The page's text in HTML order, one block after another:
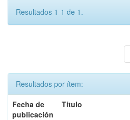
Resultados 1-1 de 1.
Resultados por ítem:
Fecha de
publicación
Título